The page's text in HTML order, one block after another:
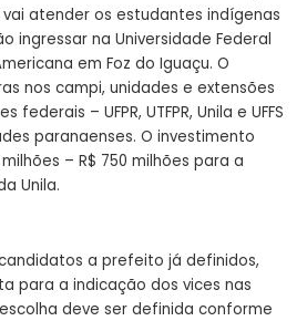
atender os estudantes indígenas
ingressar na Universidade Federal
em Foz do Iguaçu. O
nos campi, unidades e extensões
– UFPR, UTFPR, Unila e UFFS
paranaenses. O investimento
– R$ 750 milhões para a
Unila.
a prefeito já definidos,
para a indicação dos vices nas
deve ser definida conforme